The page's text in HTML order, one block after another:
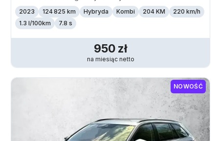
2023 124 825 km Hybryda Kombi 204 KM 220 km/h
1.3 l/100km
7.8 s
950 zł
na miesiąc netto
NOWOŚĆ